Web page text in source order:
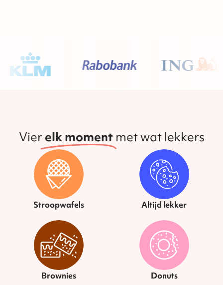
Vier elk moment met wat lekkers
Stroopwafels Altijd lekker
Brownies Donuts